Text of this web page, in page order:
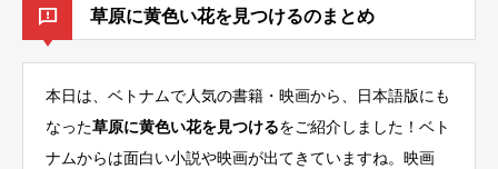
草原に黄色い花を見つけるのまとめ
本日は、ベトナムで人気の書籍・映画から、日本語版にも
なった草原に黄色い花を見つけるをご紹介しました！ベト
ナムからは面白い小説や映画が出てきていますね。映画